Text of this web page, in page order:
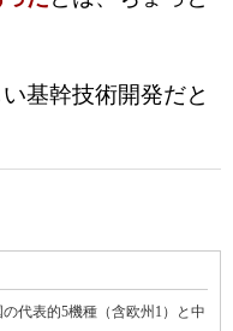
基幹技術開発だと
代表的5機種（含欧州1）と中